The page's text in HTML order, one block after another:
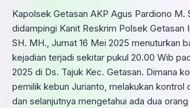
Kapolsek Getasan AKP Agus Pardiono M.
didampingi Kanit Reskrim Polsek Getasan
SH. MH., Jumat 16 Mei 2025 menuturkan
kejadian terjadi sekitar pukul 20.00 Wib
2025 di Ds. Tajuk Kec. Getasan. Dimana
pemilik kebun Jurianto, melakukan kontrol
dan selanjutnya mengetahui ada dua